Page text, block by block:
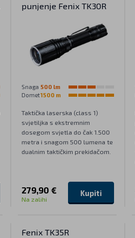
punjenje Fenix TK30R
Snaga 500 lm
Domet1500 m
Taktička laserska (class 1)
svjetiljka s ekstremnim
dosegom svjetla do čak 1.500
metra i snagom 500 lumena te
dualnim taktičkim prekidačom.
279,90 €
Na zalihi
Kupiti
Fenix TK35R